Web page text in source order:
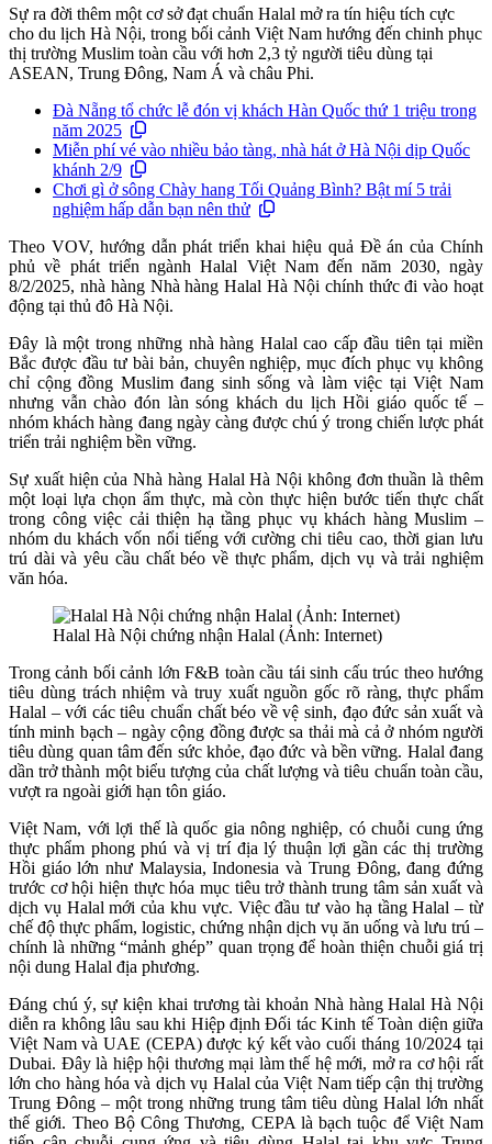
Sự ra đời thêm một cơ sở đạt chuẩn Halal mở ra tín hiệu tích cực
cho du lịch Hà Nội, trong bối cảnh Việt Nam hướng đến chinh phục
thị trường Muslim toàn cầu với hơn 2,3 tỷ người tiêu dùng tại
ASEAN, Trung Đông, Nam Á và châu Phi.
Đà Nẵng tổ chức lễ đón vị khách Hàn Quốc thứ 1 triệu trong
năm 2025
Miễn phí vé vào nhiều bảo tàng, nhà hát ở Hà Nội dịp Quốc
khánh 2/9
Chơi gì ở sông Chày hang Tối Quảng Bình? Bật mí 5 trải
nghiệm hấp dẫn bạn nên thử
Theo VOV, hướng dẫn phát triển khai hiệu quả Đề án của Chính
phủ về phát triển ngành Halal Việt Nam đến năm 2030, ngày
8/2/2025, nhà hàng Nhà hàng Halal Hà Nội chính thức đi vào hoạt
động tại thủ đô Hà Nội.
Đây là một trong những nhà hàng Halal cao cấp đầu tiên tại miền
Bắc được đầu tư bài bản, chuyên nghiệp, mục đích phục vụ không
chỉ cộng đồng Muslim đang sinh sống và làm việc tại Việt Nam
nhưng vẫn chào đón làn sóng khách du lịch Hồi giáo quốc tế –
nhóm khách hàng đang ngày càng được chú ý trong chiến lược phát
triển trải nghiệm bền vững.
Sự xuất hiện của Nhà hàng Halal Hà Nội không đơn thuần là thêm
một loại lựa chọn ẩm thực, mà còn thực hiện bước tiến thực chất
trong công việc cải thiện hạ tầng phục vụ khách hàng Muslim –
nhóm du khách vốn nổi tiếng với cường chi tiêu cao, thời gian lưu
trú dài và yêu cầu chất béo về thực phẩm, dịch vụ và trải nghiệm
văn hóa.
Halal Hà Nội chứng nhận Halal (Ảnh: Internet)
Trong cảnh bối cảnh lớn F&B toàn cầu tái sinh cấu trúc theo hướng
tiêu dùng trách nhiệm và truy xuất nguồn gốc rõ ràng, thực phẩm
Halal – với các tiêu chuẩn chất béo về vệ sinh, đạo đức sản xuất và
tính minh bạch – ngày cộng đồng được sa thải mà cả ở nhóm người
tiêu dùng quan tâm đến sức khỏe, đạo đức và bền vững. Halal đang
dần trở thành một biểu tượng của chất lượng và tiêu chuẩn toàn cầu,
vượt ra ngoài giới hạn tôn giáo.
Việt Nam, với lợi thế là quốc gia nông nghiệp, có chuỗi cung ứng
thực phẩm phong phú và vị trí địa lý thuận lợi gần các thị trường
Hồi giáo lớn như Malaysia, Indonesia và Trung Đông, đang đứng
trước cơ hội hiện thực hóa mục tiêu trở thành trung tâm sản xuất và
dịch vụ Halal mới của khu vực. Việc đầu tư vào hạ tầng Halal – từ
chế độ thực phẩm, logistic, chứng nhận dịch vụ ăn uống và lưu trú –
chính là những “mảnh ghép” quan trọng để hoàn thiện chuỗi giá trị
nội dung Halal địa phương.
Đáng chú ý, sự kiện khai trương tài khoản Nhà hàng Halal Hà Nội
diễn ra không lâu sau khi Hiệp định Đối tác Kinh tế Toàn diện giữa
Việt Nam và UAE (CEPA) được ký kết vào cuối tháng 10/2024 tại
Dubai. Đây là hiệp hội thương mại làm thế hệ mới, mở ra cơ hội rất
lớn cho hàng hóa và dịch vụ Halal của Việt Nam tiếp cận thị trường
Trung Đông – một trong những trung tâm tiêu dùng Halal lớn nhất
thế giới. Theo Bộ Công Thương, CEPA là bạch tuộc để Việt Nam